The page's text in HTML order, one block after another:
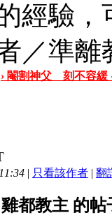
經驗，
／準離
› 閹割神父 刻不容緩
| 只看該作者 | 翻
雞都教主 的帖